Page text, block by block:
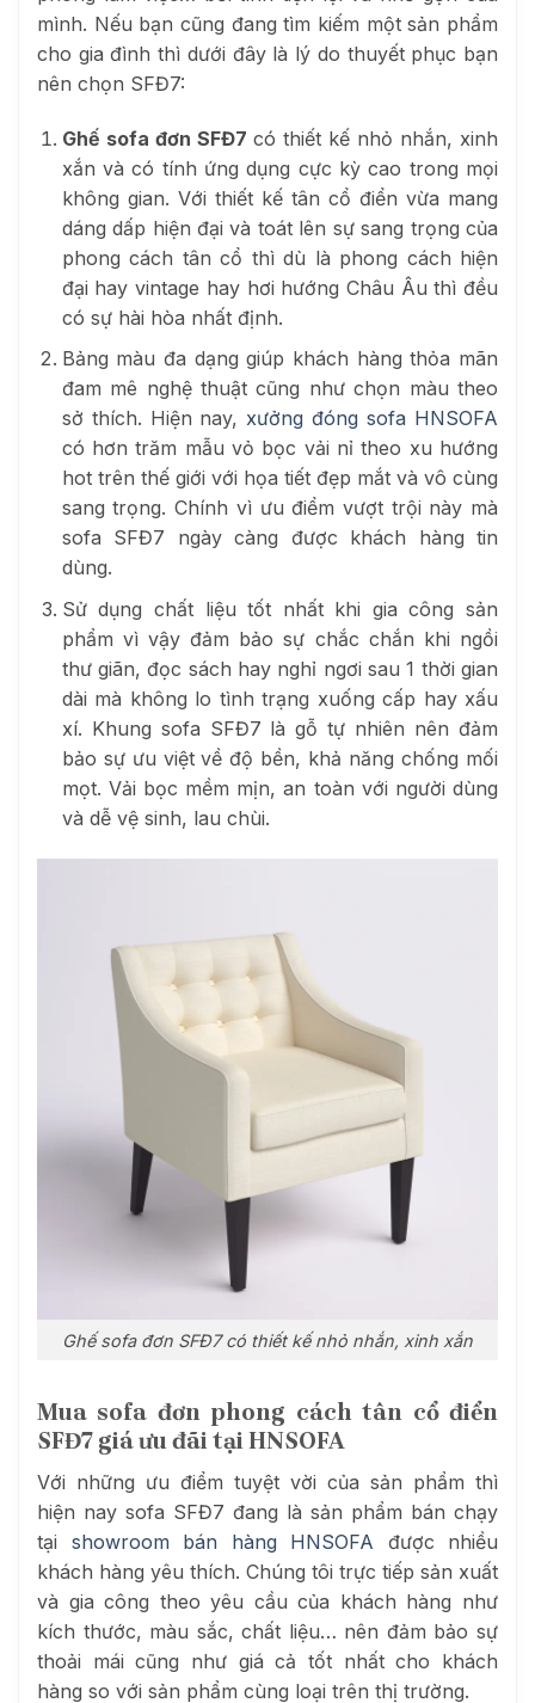
mình. Nếu bạn cũng đang tìm kiếm một sản phẩm
cho gia đình thì dưới đây là lý do thuyết phục bạn
nên chọn SFĐ7:
Ghế sofa đơn SFĐ7 có thiết kế nhỏ nhắn, xinh
xắn và có tính ứng dụng cực kỳ cao trong mọi
không gian. Với thiết kế tân cổ điển vừa mang
dáng dấp hiện đại và toát lên sự sang trọng của
phong cách tân cổ thì dù là phong cách hiện
đại hay vintage hay hơi hướng Châu Âu thì đều
có sự hài hòa nhất định.
Bảng màu đa dạng giúp khách hàng thỏa mãn
đam mê nghệ thuật cũng như chọn màu theo
sở thích. Hiện nay,xưởng đóng sofa HNSOFA
có hơn trăm mẫu vỏ bọc vải nỉ theo xu hướng
hot trên thế giới với họa tiết đẹp mắt và vô cùng
sang trọng. Chính vì ưu điểm vượt trội này mà
sofa SFĐ7 ngày càng được khách hàng tin
dùng.
Sử dụng chất liệu tốt nhất khi gia công sản
phẩm vì vậy đảm bảo sự chắc chắn khi ngồi
thư giãn, đọc sách hay nghỉ ngơi sau 1 thời gian
dài mà không lo tình trạng xuống cấp hay xấu
xí. Khung sofa SFĐ7 là gỗ tự nhiên nên đảm
bảo sự ưu việt về độ bền, khả năng chống mối
mọt. Vải bọc mềm mịn, an toàn với người dùng
và dễ vệ sinh, lau chùi.
Ghế sofa đơn SFĐ7 có thiết kế nhỏ nhắn, xinh xắn
Mua sofa đơn phong cách tân cổ điển
SFĐ7 giá ưu đãi tại HNSOFA
Với những ưu điểm tuyệt vời của sản phẩm thì
hiện nay sofa SFĐ7 đang là sản phẩm bán chạy
tại showroom bán hàng HNSOFA được nhiều
khách hàng yêu thích. Chúng tôi trực tiếp sản xuất
và gia công theo yêu cầu của khách hàng như
kích thước, màu sắc, chất liệu… nên đảm bảo sự
thoải mái cũng như giá cả tốt nhất cho khách
hàng so với sản phẩm cùng loại trên thị trường.